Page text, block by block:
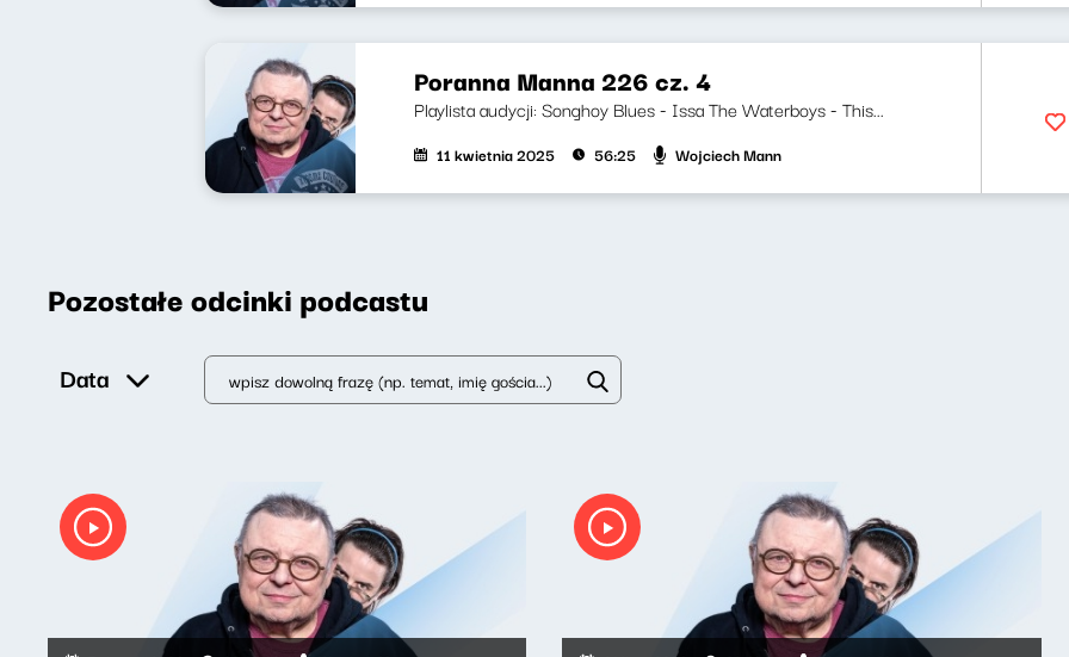
Poranna Manna 226 cz. 4
Playlista audycji: Songhoy Blues - Issa The Waterboys - This...
11 kwietnia 2025 56:25 Wojciech Mann
Pozostałe odcinki podcastu
Data